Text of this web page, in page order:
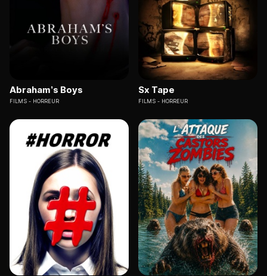
Abraham’s Boys
FILMS HORREUR
Sx Tape
FILMS HORREUR